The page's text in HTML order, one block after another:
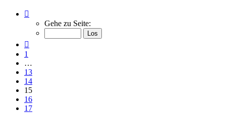
15
von
Gehe zu Seite:
1
…
13
14
15
16
17